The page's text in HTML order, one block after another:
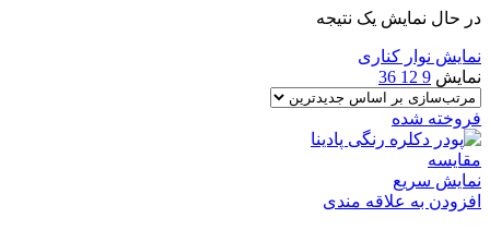
در حال نمایش یک نتیجه
نمایش نوار کناری
نمایش 9
12
36
فروخته شده
مقايسه
نمایش سریع
افزودن به علاقه مندی